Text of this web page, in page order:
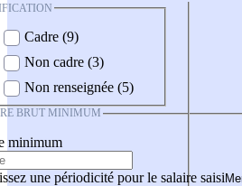
Cadre (9)
Non cadre (3)
Non renseignée (5)
BRUT MINIMUM
minimum
une périodicité pour le salaire saisi